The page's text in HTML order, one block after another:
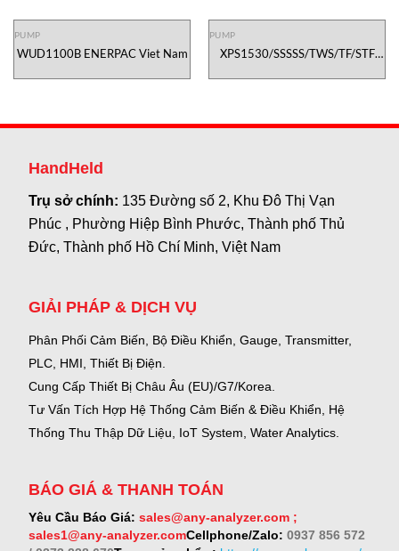
PUMP
WUD1100B ENERPAC Viet Nam
PUMP
XPS1530/SSSSS/TWS/TF/STF
HandHeld
Trụ sở chính: 135 Đường số 2, Khu Đô Thị Vạn
Phúc , Phường Hiệp Bình Phước, Thành phố Thủ
Đức, Thành phố Hồ Chí Minh, Việt Nam
GIẢI PHÁP & DỊCH VỤ
Phân Phối Cảm Biến, Bộ Điều Khiển, Gauge, Transmitter,
PLC, HMI, Thiết Bị Điện.
Cung Cấp Thiết Bị Châu Âu (EU)/G7/Korea.
Tư Vấn Tích Hợp Hệ Thống Cảm Biến & Điều Khiển, Hệ
Thống Thu Thập Dữ Liệu, IoT System, Water Analytics.
BÁO GIÁ & THANH TOÁN
Yêu Cầu Báo Giá: sales@any-analyzer.com ;
sales1@any-analyzer.comCellphone/Zalo: 0937 856 572